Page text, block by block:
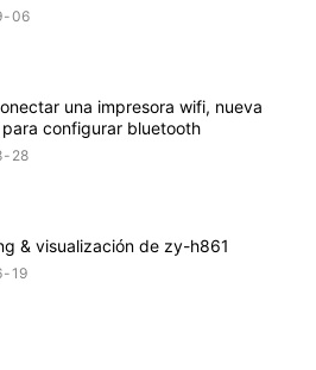
06
una impresora wifi, nueva
configurar bluetooth
28
& visualización de zy-h861
19